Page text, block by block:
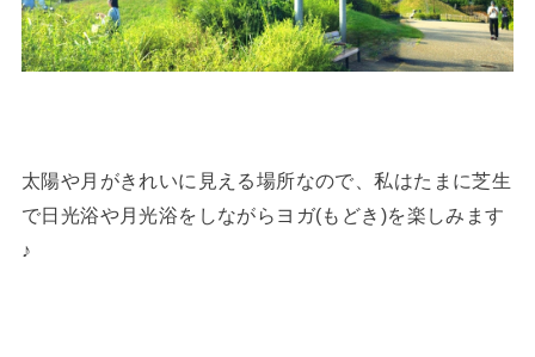
太陽や月がきれいに見える場所なので、私はたまに芝生
で日光浴や月光浴をしながらヨガ(もどき)を楽しみます
♪